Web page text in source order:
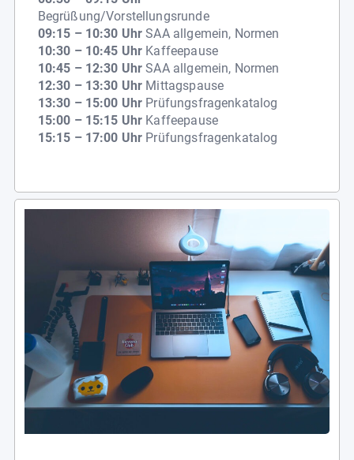
Begrüßung/Vorstellungsrunde
09:15 – 10:30 Uhr SAA allgemein, Normen
10:30 – 10:45 Uhr Kaffeepause
10:45 – 12:30 Uhr SAA allgemein, Normen
12:30 – 13:30 Uhr Mittagspause
13:30 – 15:00 Uhr Prüfungsfragenkatalog
15:00 – 15:15 Uhr Kaffeepause
15:15 – 17:00 Uhr Prüfungsfragenkatalog